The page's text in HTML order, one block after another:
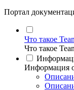
Портал
Что такое
Что такое
Информация